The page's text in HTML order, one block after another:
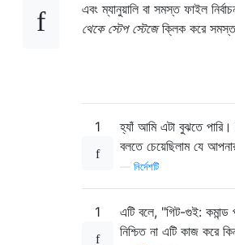
এবং ম্যানুয়ালি বা সমস্ত ফাইল
থেকে স্টেপ স্টেজেক্লিক করে
1
হ্যাঁ আমি এটা বুঝতে
বলতে চেয়েছিলাম যে
নির্দেশটি
1
এটি বলে, "গিট-গুই:
নিশ্চিত না এটি কাজ করে